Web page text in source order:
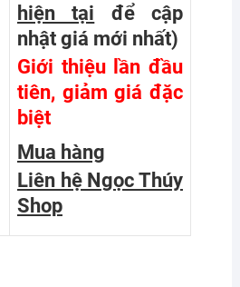
hiện tại
để cập
nhật giá mới nhất)
Giới thiệu lần đầu
tiên, giảm giá đặc
biệt
Mua hàng
Liên hệ Ngọc Thúy
Shop